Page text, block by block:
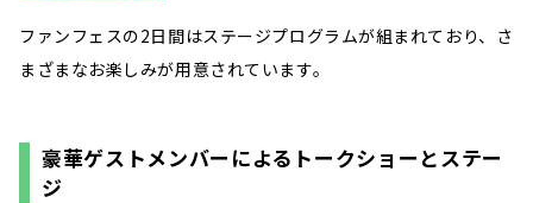
ファンフェスの2日間はステージプログラムが組まれており、さ
まざまなお楽しみが用意されています。
豪華ゲストメンバーによるトークショーとステー
ジ